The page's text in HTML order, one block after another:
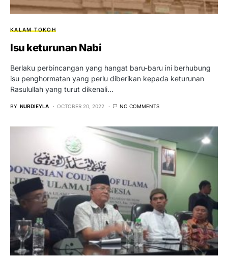
KALAM TOKOH
Isu keturunan Nabi
Berlaku perbincangan yang hangat baru-baru ini berhubung
isu penghormatan yang perlu diberikan kepada keturunan
Rasulullah yang turut dikenali…
BY NURDIEYLA OCTOBER 20, 2022 NO COMMENTS